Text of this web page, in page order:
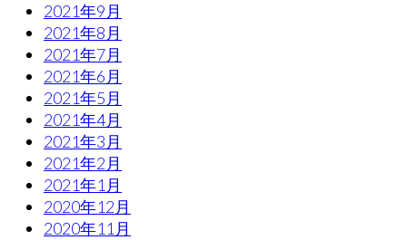
2021年9月
2021年8月
2021年7月
2021年6月
2021年5月
2021年4月
2021年3月
2021年2月
2021年1月
2020年12月
2020年11月